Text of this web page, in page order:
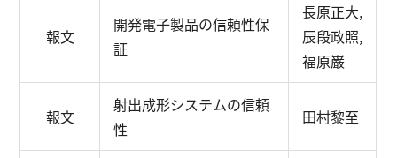
報文
開発電子製品の信頼性保
証
長原正大,
辰段政照,
福原巌
報文
射出成形システムの信頼
性
田村黎至